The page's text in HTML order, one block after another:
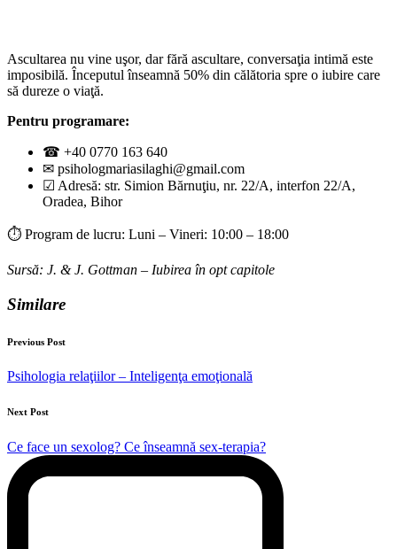
Ascultarea nu vine uşor, dar fără ascultare, conversaţia intimă este
imposibilă. Începutul înseamnă 50% din călătoria spre o iubire care
să dureze o viaţă.
Pentru programare:
☎︎ +40 0770 163 640
✉︎ psihologmariasilaghi@gmail.com
☑︎ Adresă: str. Simion Bărnuţiu, nr. 22/A, interfon 22/A,
Oradea, Bihor
⏱︎ Program de lucru: Luni – Vineri: 10:00 – 18:00
Sursă: J. & J. Gottman – Iubirea în opt capitole
Similare
Post
navigation
Previous Post
Psihologia relaţiilor – Inteligenţa emoţională
Next Post
Ce face un sexolog? Ce înseamnă sex-terapia?